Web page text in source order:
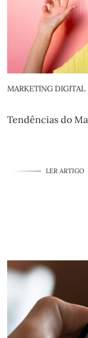
MARKETING DIGITAL
Tendências do
LER ARTIGO